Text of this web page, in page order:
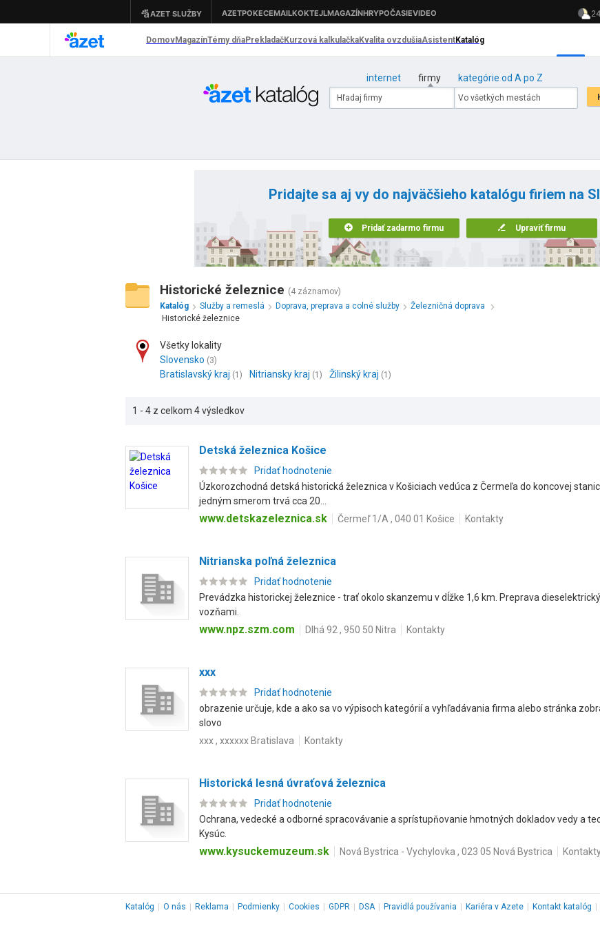
internet firmy kategórie od A po Z
Pridajte sa aj vy do najväčšieho katalógu firiem na
Pridať zadarmo firmu Upraviť firmu
Historické železnice (4 záznamov)
Katalóg
Služby a remeslá Doprava, preprava a colné služby
Železničná doprava
Historické železnice
Všetky lokality
Slovensko (3)
Bratislavský kraj (1) Nitriansky kraj (1) Žilinský kraj (1)
1 - 4 z celkom 4 výsledkov
Detská železnica Košice
Pridať hodnotenie
Úzkorozchodná detská historická železnica v Košiciach vedúca z Čermeľa do koncovej
jedným smerom trvá cca 20...
www.detskazeleznica.sk Čermeľ 1/A , 040 01 Košice Kontakty
Nitrianska poľná železnica
Pridať hodnotenie
Prevádzka historickej železnice - trať okolo skanzemu v dĺžke 1,6 km. Preprava
vozňami.
www.npz.szm.com Dlhá 92 , 950 50 Nitra Kontakty
xxx
Pridať hodnotenie
obrazenie určuje, kde a ako sa vo výpisoch kategórií a vyhľadávania firma alebo stránka
slovo
xxx , xxxxxx Bratislava
Kontakty
Historická lesná úvraťová železnica
Pridať hodnotenie
Ochrana, vedecké a odborné spracovávanie a sprístupňovanie hmotných dokladov vedy a
Kysúc.
www.kysuckemuzeum.sk Nová Bystrica - Vychylovka , 023 05 Nová Bystrica
Katalóg O nás Reklama Podmienky Cookies GDPR DSA Pravidlá používania Kariéra v Azete Kontakt katalóg